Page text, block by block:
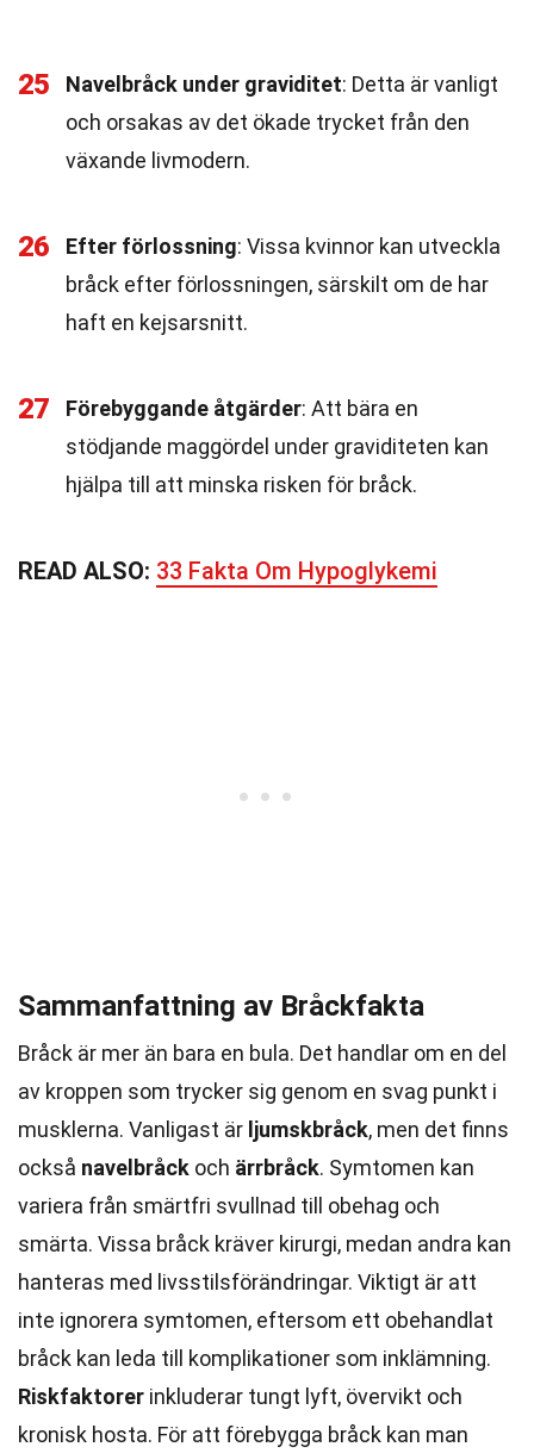
25 Navelbråck under graviditet: Detta är vanligt
och orsakas av det ökade trycket från den
växande livmodern.
26 Efter förlossning: Vissa kvinnor kan utveckla
bråck efter förlossningen, särskilt om de har
haft en kejsarsnitt.
27 Förebyggande åtgärder: Att bära en
stödjande maggördel under graviditeten kan
hjälpa till att minska risken för bråck.
READ ALSO: 33 Fakta Om Hypoglykemi
Sammanfattning av Bråckfakta
Bråck är mer än bara en bula. Det handlar om en del
av kroppen som trycker sig genom en svag punkt i
musklerna. Vanligast är ljumskbråck, men det finns
också navelbråck och ärrbråck. Symtomen kan
variera från smärtfri svullnad till obehag och
smärta. Vissa bråck kräver kirurgi, medan andra kan
hanteras med livsstilsförändringar. Viktigt är att
inte ignorera symtomen, eftersom ett obehandlat
bråck kan leda till komplikationer som inklämning.
Riskfaktorer inkluderar tungt lyft, övervikt och
kronisk hosta. För att förebygga bråck kan man